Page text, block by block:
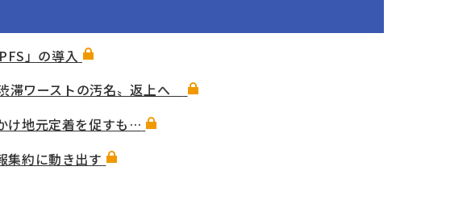
」の導入
滞ワーストの汚名〟返上へ
け地元定着を促すも…
集約に動き出す